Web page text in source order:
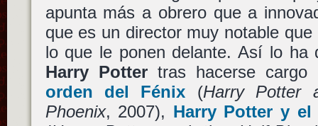
apunta más a obrero que a
que es un director muy notable
lo que le ponen delante. Así lo ha
Harry Pottertras hacerse
orden del Fénix (Harry Potter
Phoenix, 2007), Harry Potter y